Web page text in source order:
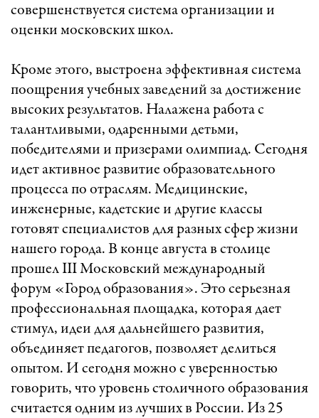
совершенствуется система организации и
оценки московских школ.
Кроме этого, выстроена эффективная система
поощрения учебных заведений за достижение
высоких результатов. Налажена работа с
талантливыми, одаренными детьми,
победителями и призерами олимпиад. Сегодня
идет активное развитие образовательного
процесса по отраслям. Медицинские,
инженерные, кадетские и другие классы
готовят специалистов для разных сфер жизни
нашего города. В конце августа в столице
прошел III Московский международный
форум «Город образования». Это серьезная
профессиональная площадка, которая дает
стимул, идеи для дальнейшего развития,
объединяет педагогов, позволяет делиться
опытом. И сегодня можно с уверенностью
говорить, что уровень столичного образования
считается одним из лучших в России. Из 25